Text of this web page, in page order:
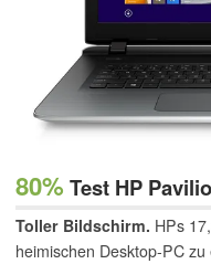
80% Test HP
Toller Bildschirm. HPs
heimischen Desktop-PC